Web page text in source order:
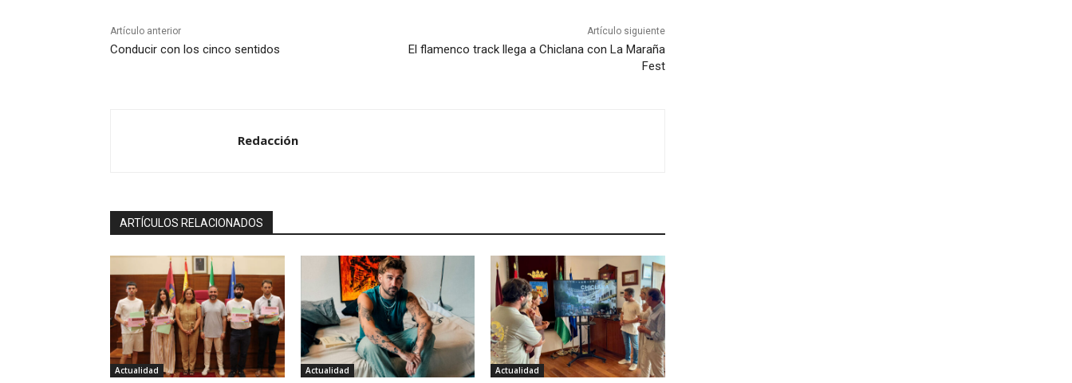
Artículo anterior
Conducir con los cinco sentidos
Artículo siguiente
El flamenco track llega a Chiclana con La Maraña
Fest
Redacción
ARTÍCULOS RELACIONADOS
Actualidad Actualidad Actualidad